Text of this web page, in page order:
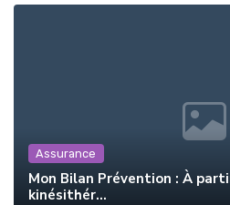
Assurance
Mon Bilan Prévention : À
kinésithér...